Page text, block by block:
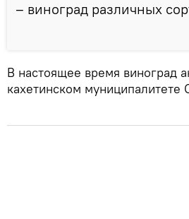
– виноград различных
В настоящее время виноград
кахетинском муниципалитете